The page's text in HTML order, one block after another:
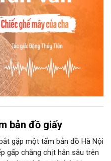
bản đồ giấy
gặp một tấm bản đồ Hà Nội
gấp chằng chịt hằn sâu trên